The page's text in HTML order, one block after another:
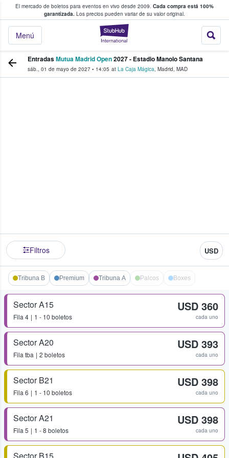
El mercado de boletos para eventos en vivo desde 2009. Cada compra está 100%
garantizada. Los precios pueden variar de su valor original.
StubHub: donde
Menú
fans compran y venden boletos
EntradasMutua Madrid Open2027 - Estadio Manolo Santana
sáb., 01 de mayo de 2027 • 14:05 at La Caja Mágica, Madrid, MAD
Filtros USD
Tribuna B Premium Tribuna A Palcos Boxes
Sector A15
Fila 4 1 - 10 boletos
USD 360
cada uno
Sector A20
Fila tba 2 boletos
USD 393
cada uno
Sector B21
Fila 6 1 - 10 boletos
USD 398
cada uno
Sector A21
Fila 5 1 - 8 boletos
USD 398
cada uno